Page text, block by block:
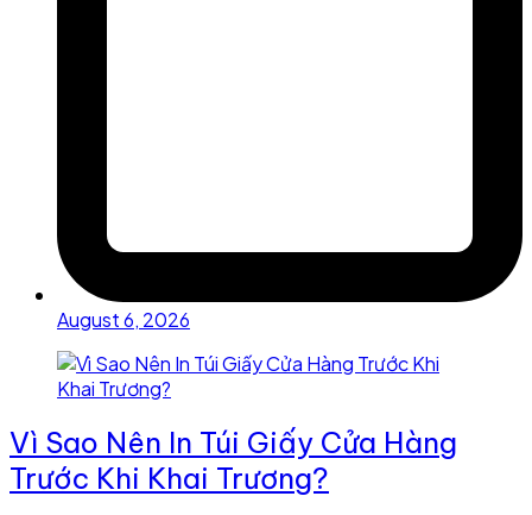
August 6, 2026
Vì Sao Nên In Túi Giấy Cửa Hàng
Trước Khi Khai Trương?